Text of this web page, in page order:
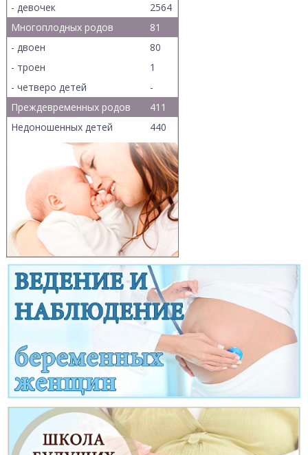
- девочек
2564
Многоплодных родов
81
- двоен
80
- троен
1
- четверо детей
-
Преждевременных родов
411
Недоношенных детей
440